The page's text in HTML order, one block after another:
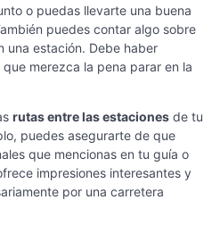
o puedas llevarte una buena
puedes contar algo sobre
una estación. Debe haber
merezca la pena parar en la
rutas entre las estaciones de tu
puedes asegurarte de que
que mencionas en tu guía o
impresiones interesantes y
por una carretera